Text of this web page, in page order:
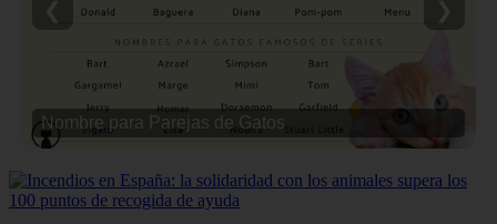
Nombre para Parejas de Gatos
❮ ❯